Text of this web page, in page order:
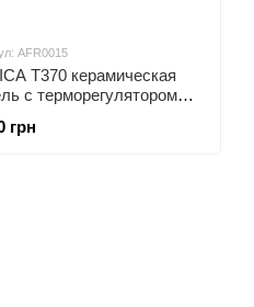
AFR0015
T370 керамическая
с терморегулятором
грн